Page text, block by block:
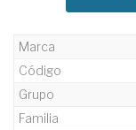
Marca
Código
Grupo
Familia